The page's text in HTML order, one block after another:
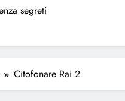
segreti
Citofonare Rai 2